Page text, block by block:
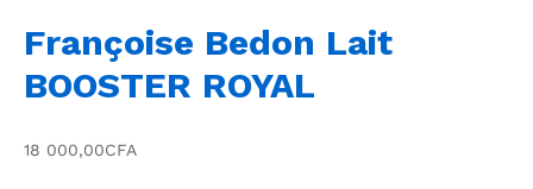
Françoise Bedon Lait
BOOSTER ROYAL
18 000,00CFA